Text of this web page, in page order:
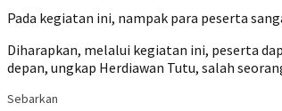
Pada kegiatan ini, nampak para peserta
Diharapkan, melalui kegiatan ini, peserta
depan, ungkap Herdiawan Tutu, salah
Sebarkan